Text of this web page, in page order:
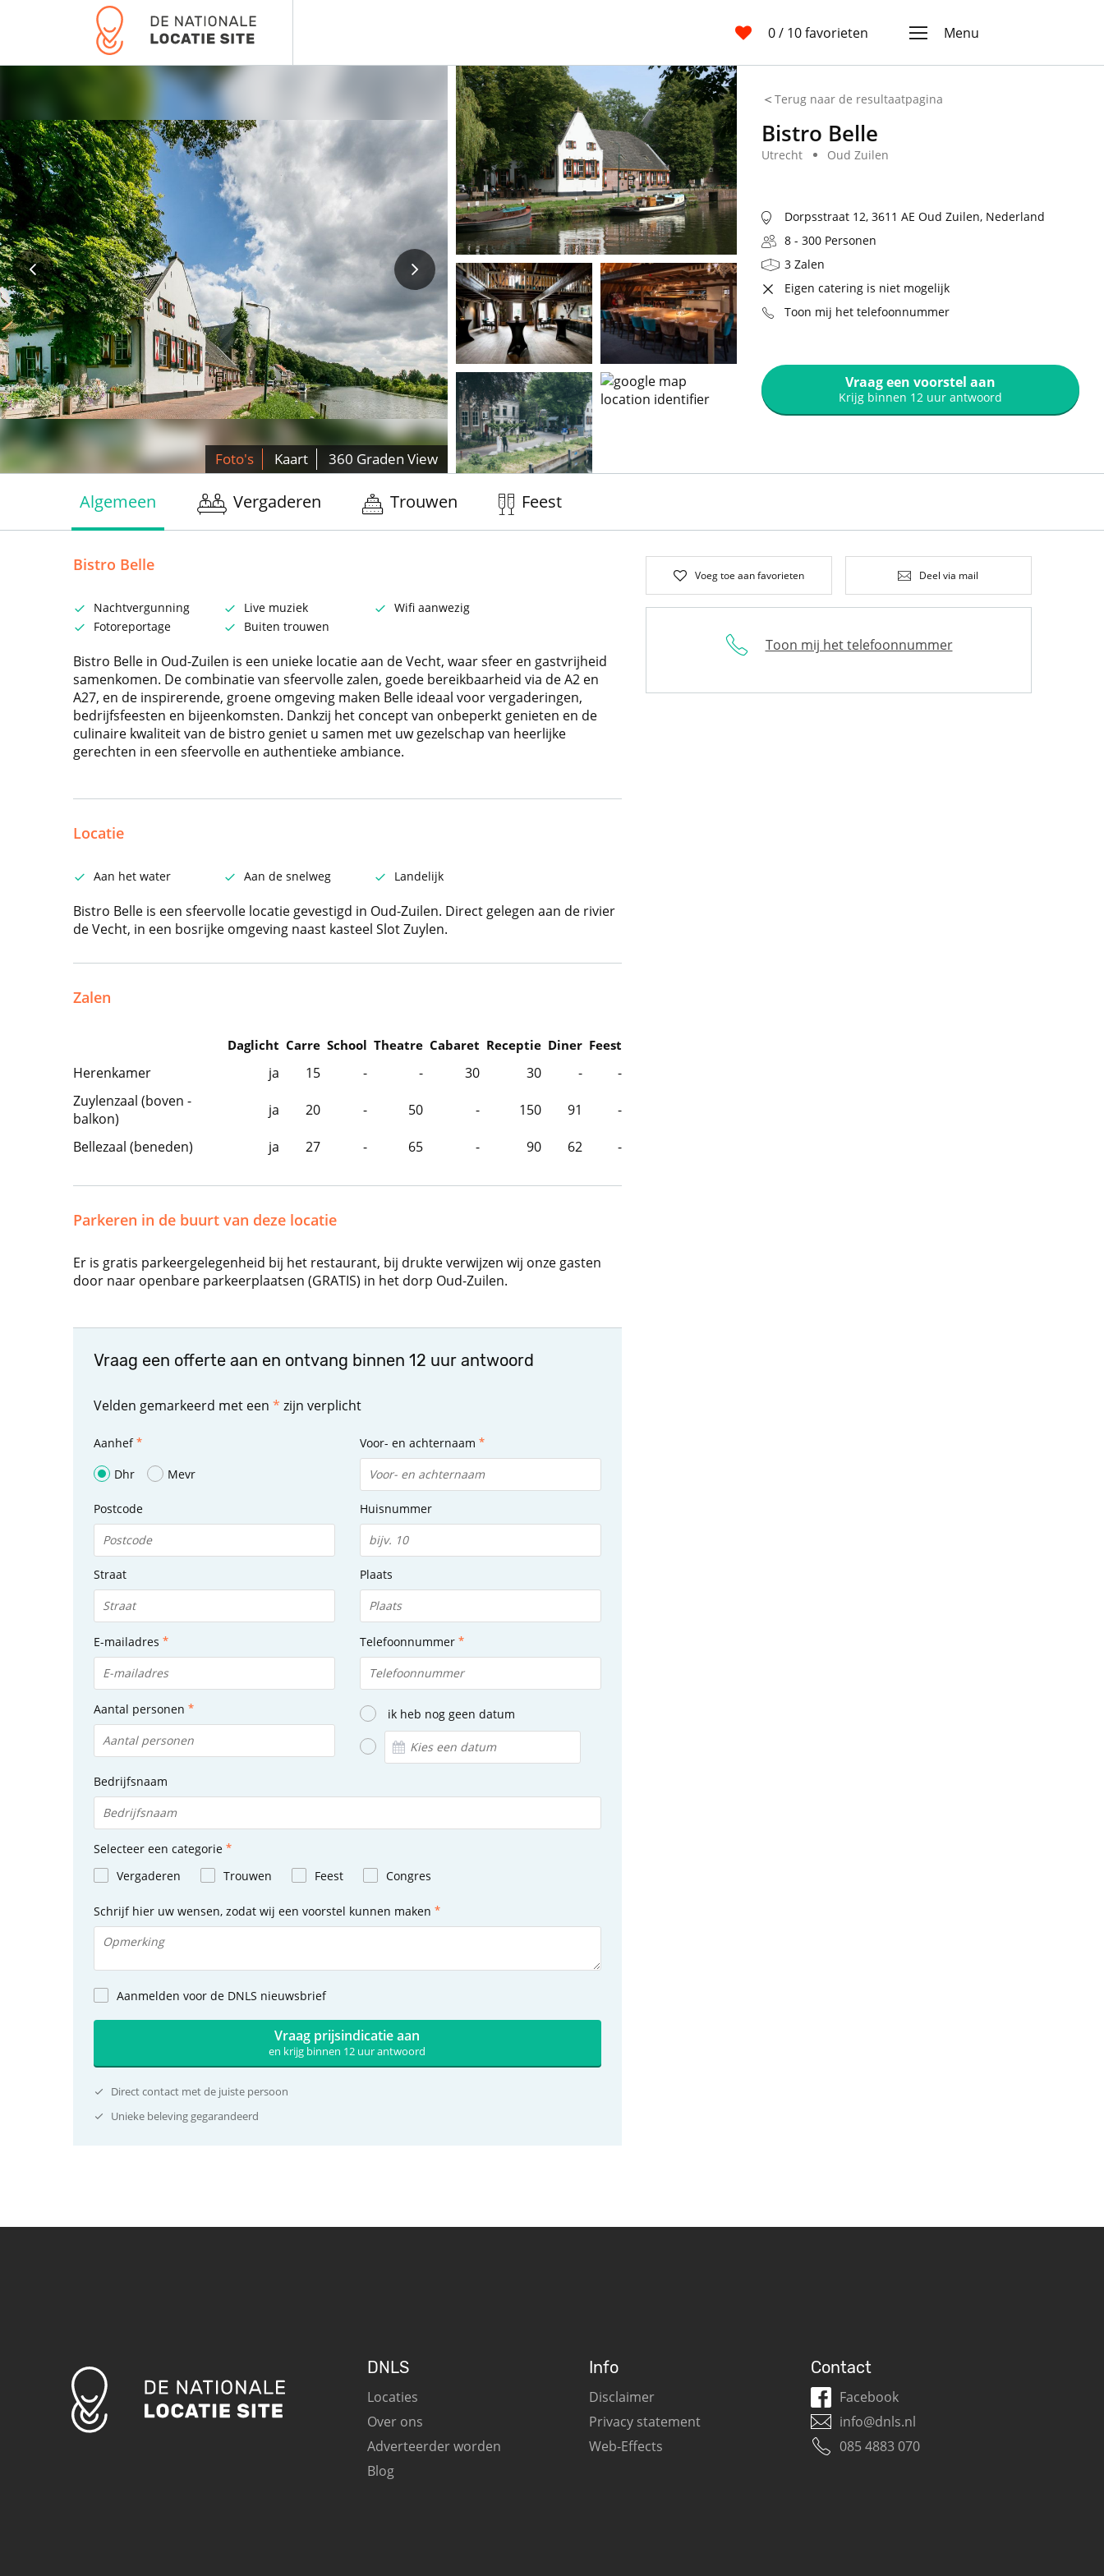
0/ 10 favorieten Menu
Foto's Kaart 360 Graden View
Terug naar de resultaatpagina
Bistro Belle
Utrecht Oud Zuilen
Dorpsstraat 12, 3611 AE Oud Zuilen, Nederland
8 - 300 Personen
3 Zalen
Eigen catering is niet mogelijk
Toon mij het telefoonnummer
Vraag een voorstel aan
Krijg binnen 12 uur antwoord
Algemeen Vergaderen Trouwen Feest
Bistro Belle
Nachtvergunning Live muziek
Wifi aanwezig
Fotoreportage
Buiten trouwen
Bistro Belle in Oud-Zuilen is een unieke locatie aan de Vecht, waar sfeer en gastvrijheid
samenkomen. De combinatie van sfeervolle zalen, goede bereikbaarheid via de A2 en
A27, en de inspirerende, groene omgeving maken Belle ideaal voor vergaderingen,
bedrijfsfeesten en bijeenkomsten. Dankzij het concept van onbeperkt genieten en de
culinaire kwaliteit van de bistro geniet u samen met uw gezelschap van heerlijke
gerechten in een sfeervolle en authentieke ambiance.
Locatie
Aan het water Aan de snelweg Landelijk
Bistro Belle is een sfeervolle locatie gevestigd in Oud-Zuilen. Direct gelegen aan de rivier
de Vecht, in een bosrijke omgeving naast kasteel Slot Zuylen.
Zalen
Daglicht Carre School Theatre Cabaret Receptie Diner Feest
Herenkamer ja 15 - - 30 30 -
-
Zuylenzaal (boven -
balkon)
ja 20 - 50 - 150 91 -
Bellezaal (beneden) ja 27 - 65 - 90 62 -
Parkeren in de buurt van deze locatie
Er is gratis parkeergelegenheid bij het restaurant, bij drukte verwijzen wij onze gasten
door naar openbare parkeerplaatsen (GRATIS) in het dorp Oud-Zuilen.
Vraag een offerte aan en ontvang binnen 12 uur antwoord
Velden gemarkeerd met een * zijn verplicht
Aanhef
Dhr
Mevr
Voor- en achternaam
Postcode Huisnummer
Straat Plaats
E-mailadres Telefoonnummer
Aantal personen ik heb nog geen datum
Bedrijfsnaam
Selecteer een categorie
Vergaderen
Trouwen Feest Congres
Schrijf hier uw wensen, zodat wij een voorstel kunnen maken
Aanmelden voor de DNLS nieuwsbrief
Vraag prijsindicatie aan
en krijg binnen 12 uur antwoord
Direct contact met de juiste persoon
Unieke beleving gegarandeerd
Voeg toe aan favorieten Deel via mail
Toon mij het telefoonnummer
DNLS
Locaties
Over ons
Adverteerder worden
Blog
Info
Disclaimer
Privacy statement
Web-Effects
Contact
Facebook
info@dnls.nl
085 4883 070